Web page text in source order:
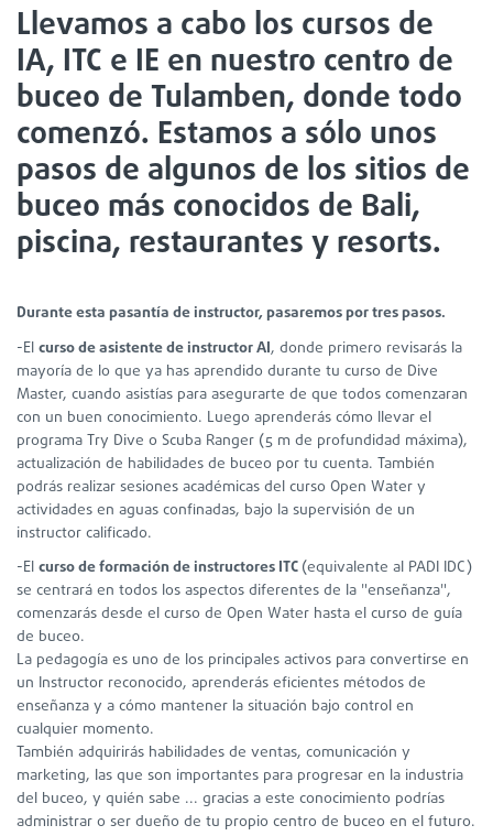
Llevamos a cabo los cursos de
IA, ITC e IE en nuestro centro de
buceo de Tulamben, donde todo
comenzó. Estamos a sólo unos
pasos de algunos de los sitios de
buceo más conocidos de Bali,
piscina, restaurantes y resorts.
Durante esta pasantía de instructor, pasaremos por tres pasos.
-Elcurso de asistente de instructor AI, donde primero revisarás la
mayoría de lo que ya has aprendido durante tu curso de Dive
Master, cuando asistías para asegurarte de que todos comenzaran
con un buen conocimiento. Luego aprenderás cómo llevar el
programa Try Dive o Scuba Ranger (5 m de profundidad máxima),
actualización de habilidades de buceo por tu cuenta. También
podrás realizar sesiones académicas del curso Open Water y
actividades en aguas confinadas, bajo la supervisión de un
instructor calificado.
-Elcurso de formación de instructores ITC(equivalente al PADI IDC)
se centrará en todos los aspectos diferentes de la "enseñanza",
comenzarás desde el curso de Open Water hasta el curso de guía
de buceo.
La pedagogía es uno de los principales activos para convertirse en
un Instructor reconocido, aprenderás eficientes métodos de
enseñanza y a cómo mantener la situación bajo control en
cualquier momento.
También adquirirás habilidades de ventas, comunicación y
marketing, las que son importantes para progresar en la industria
del buceo, y quién sabe ... gracias a este conocimiento podrías
administrar o ser dueño de tu propio centro de buceo en el futuro.